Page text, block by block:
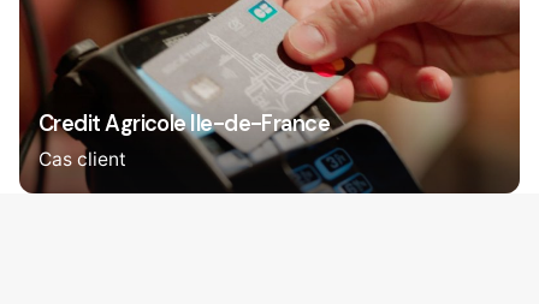
Credit Agricole Ile-de-France
Cas client